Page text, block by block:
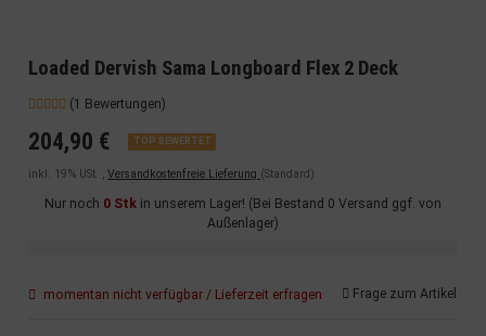
Loaded Dervish Sama Longboard Flex 2 Deck
(1 Bewertungen)
204,90 € TOP BEWERTET
inkl. 19% USt. , Versandkostenfreie Lieferung (Standard)
Nur noch 0 Stk in unserem Lager! (Bei Bestand 0 Versand ggf. von
Außenlager)
momentan nicht verfügbar / Lieferzeit erfragen Frage zum Artikel